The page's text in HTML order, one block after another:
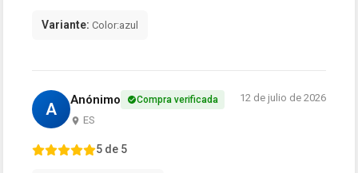
Variante: Color:azul
A Anónimo Compra verificada
ES
12 de julio de 2026
5 de 5